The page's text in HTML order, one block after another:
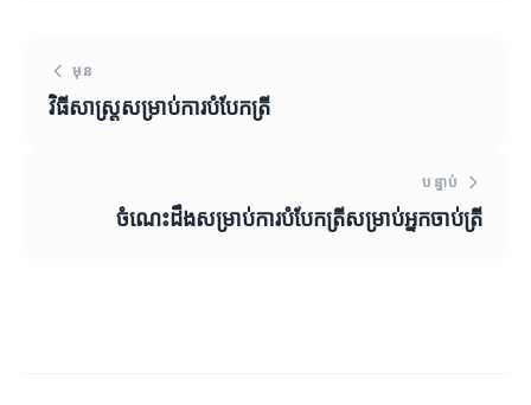
មុន
វិធីសាស្រ្តសម្រាប់ការបំបែកត្រី
បន្ទាប់
ចំណេះដឹងសម្រាប់ការបំបែកត្រីសម្រាប់អ្នកចាប់ត្រី